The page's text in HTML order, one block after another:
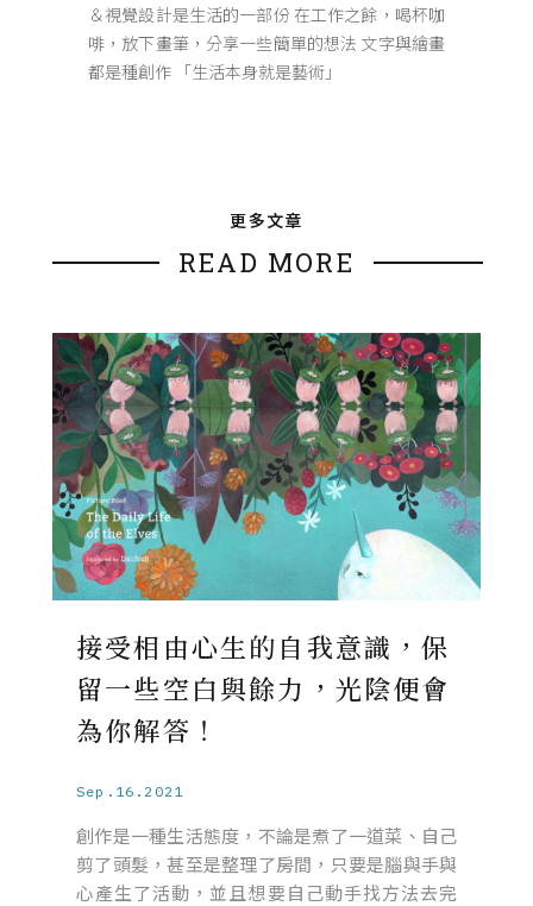
＆視覺設計是生活的一部份 在工作之餘，喝杯咖
啡，放下畫筆，分享一些簡單的想法 文字與繪畫
都是種創作 「生活本身就是藝術」
更多文章
READ MORE
接受相由心生的自我意識，保
留一些空白與餘力，光陰便會
為你解答！
Sep.16.2021
創作是一種生活態度，不論是煮了一道菜、自己
剪了頭髮，甚至是整理了房間，只要是腦與手與
心產生了活動，並且想要自己動手找方法去完